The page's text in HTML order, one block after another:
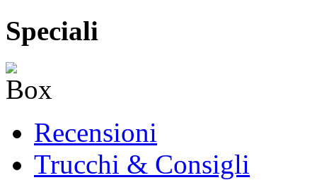
Speciali
Recensioni
Trucchi & Consigli